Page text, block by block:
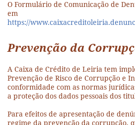
O Formulário de Comunicação de
em
https://
Prevenção da
A Caixa de Crédito de Leiria tem
Prevenção de Risco de Corrupção e
conformidade com as normas
a proteção dos dados pessoais dos
Para efeitos de apresentação de
regime da prevenção da corrupção,